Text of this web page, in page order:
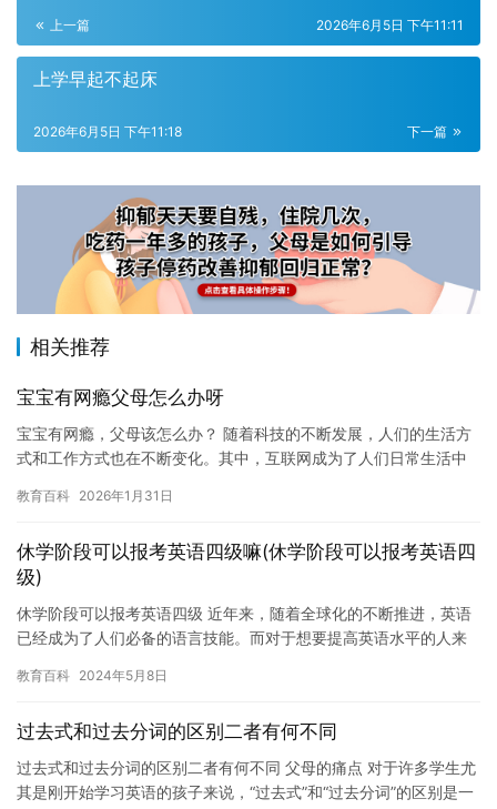
上一篇 2026年6月5日 下午11:11
上学早起不起床
下一篇
2026年6月5日 下午11:18
相关推荐
宝宝有网瘾父母怎么办呀
宝宝有网瘾，父母该怎么办？ 随着科技的不断发展，人们的生活方
式和工作方式也在不断变化。其中，互联网成为了人们日常生活中
宝宝…
教育百科 2026年1月31日
休学阶段可以报考英语四级嘛(休学阶段可以报考英语四
级)
休学阶段可以报考英语四级 近年来，随着全球化的不断推进，英语
已经成为了人们必备的语言技能。而对于想要提高英语水平的人来
学校…
教育百科 2024年5月8日
过去式和过去分词的区别二者有何不同
过去式和过去分词的区别二者有何不同 父母的痛点 对于许多学生尤
其是刚开始学习英语的孩子来说，“过去式”和“过去分词”的区别是一